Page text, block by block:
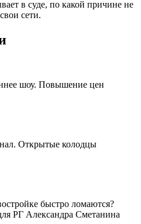
в суде, по какой причине не
сети.
шоу. Повышение цен
Открытые колодцы
быстро ломаются?
РГ Александра Сметанина